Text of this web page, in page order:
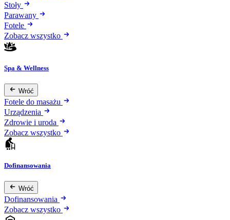
Stoły
Parawany
Fotele
Zobacz wszystko
Spa & Wellness
Wróć
Fotele do masażu
Urządzenia
Zdrowie i uroda
Zobacz wszystko
Dofinansowania
Wróć
Dofinansowania
Zobacz wszystko